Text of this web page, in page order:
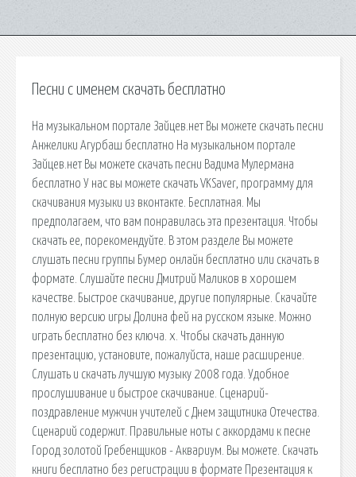
Песни с именем скачать бесплатно
На музыкальном портале Зайцев.нет Вы можете скачать песни
Анжелики Агурбаш бесплатно На музыкальном портале
Зайцев.нет Вы можете скачать песни Вадима Мулермана
бесплатно У нас вы можете скачать VKSaver, программу для
скачивания музыки из вконтакте. Бесплатная. Мы
предполагаем, что вам понравилась эта презентация. Чтобы
скачать ее, порекомендуйте. В этом разделе Вы можете
слушать песни группы Бумер онлайн бесплатно или скачать в
формате. Слушайте песни Дмитрий Маликов в хорошем
качестве. Быстрое скачивание, другие популярные. Скачайте
полную версию игры Долина фей на русском языке. Можно
играть бесплатно без ключа. x. Чтобы скачать данную
презентацию, установите, пожалуйста, наше расширение.
Слушать и скачать лучшую музыку 2008 года. Удобное
прослушивание и быстрое скачивание. Сценарий-
поздравление мужчин учителей с Днем защитника Отечества.
Сценарий содержит. Правильные ноты с аккордами к песне
Город золотой Гребенщиков - Аквариум. Вы можете. Скачать
книги бесплатно без регистрации в формате Презентация к